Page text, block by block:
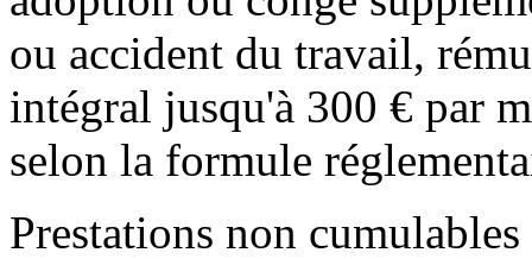
ou accident du travail,
intégral jusqu'à 300 € par
selon la formule
Prestations non